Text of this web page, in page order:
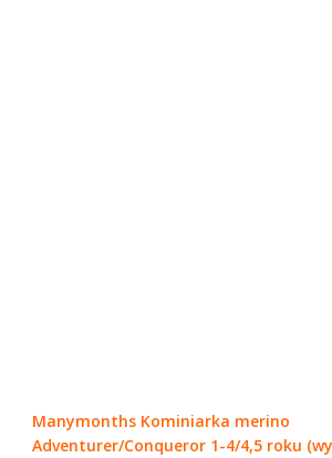
Manymonths Kominiarka merino
Adventurer/Conqueror 1-4/4,5 roku